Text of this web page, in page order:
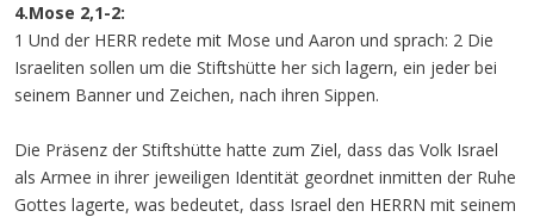
4.Mose 2,1-2:
1 Und der HERR redete mit Mose und Aaron und sprach: 2 Die
Israeliten sollen um die Stiftshütte her sich lagern, ein jeder bei
seinem Banner und Zeichen, nach ihren Sippen.
Die Präsenz der Stiftshütte hatte zum Ziel, dass das Volk Israel
als Armee in ihrer jeweiligen Identität geordnet inmitten der Ruhe
Gottes lagerte, was bedeutet, dass Israel den HERRN mit seinem